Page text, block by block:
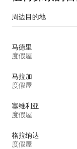
周边目的地
马德里
度假屋
马拉加
度假屋
塞维利亚
度假屋
格拉纳达
度假屋